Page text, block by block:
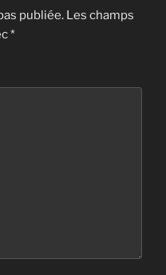
publiée. Les champs
*